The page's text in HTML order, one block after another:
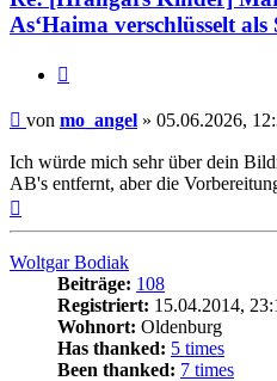
As‘Haima verschlüsselt
Beitrag
von mo_angel » 05.06.2026,
Ich würde mich sehr über dein
AB's entfernt, aber die
Woltgar Bodiak
Beiträge: 108
Registriert: 15.04.2014,
Wohnort: Oldenburg
Has thanked: 5 times
Been thanked: 7 times